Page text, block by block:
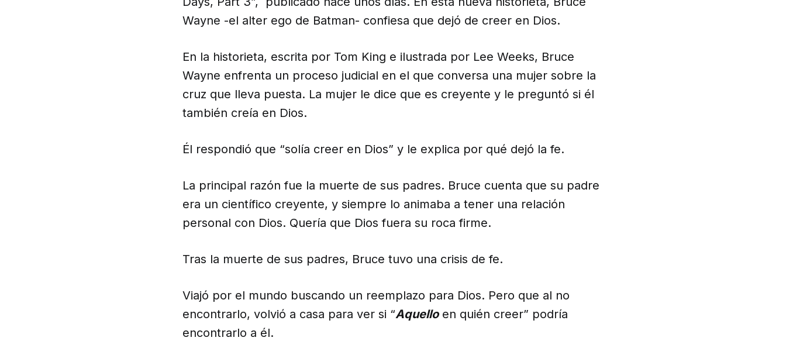
Wayne -el alter ego de Batman- confiesa que dejó de creer en Dios.
En la historieta, escrita por Tom King e ilustrada por Lee Weeks, Bruce
Wayne enfrenta un proceso judicial en el que conversa una mujer sobre la
cruz que lleva puesta. La mujer le dice que es creyente y le preguntó si él
también creía en Dios.
Él respondió que “solía creer en Dios” y le explica por qué dejó la fe.
La principal razón fue la muerte de sus padres. Bruce cuenta que su padre
era un científico creyente, y siempre lo animaba a tener una relación
personal con Dios. Quería que Dios fuera su roca firme.
Tras la muerte de sus padres, Bruce tuvo una crisis de fe.
Viajó por el mundo buscando un reemplazo para Dios. Pero que al no
encontrarlo, volvió a casa para ver si “Aquelloen quién creer” podría
encontrarlo a él.